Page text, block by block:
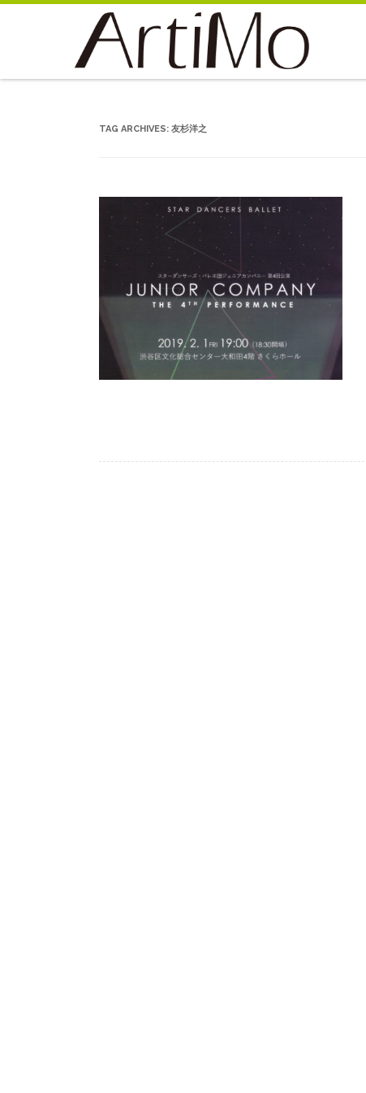
TAG ARCHIVES: 友杉洋之